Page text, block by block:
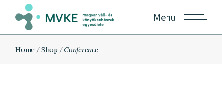
content
Menu
Home Shop Conference